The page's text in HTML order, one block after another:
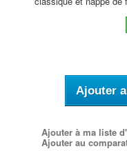
Ajouter
Ajouter à ma liste
Ajouter au